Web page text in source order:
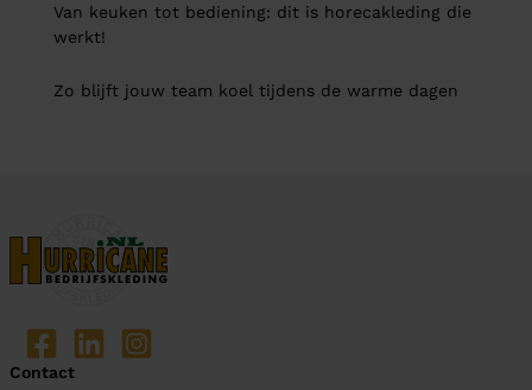
Van keuken tot bediening: dit is horecakleding die
werkt!
Zo blijft jouw team koel tijdens de warme dagen
Contact